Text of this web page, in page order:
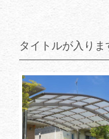
タイトルが入りま